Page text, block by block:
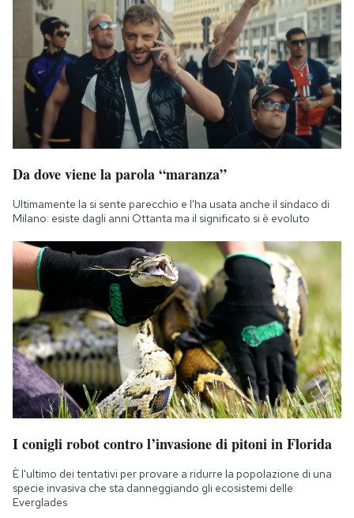
Da dove viene la parola “maranza”
Ultimamente la si sente parecchio e l'ha usata anche il sindaco di
Milano: esiste dagli anni Ottanta ma il significato si è evoluto
I conigli robot contro l’invasione di pitoni in Florida
È l'ultimo dei tentativi per provare a ridurre la popolazione di una
specie invasiva che sta danneggiando gli ecosistemi delle
Everglades